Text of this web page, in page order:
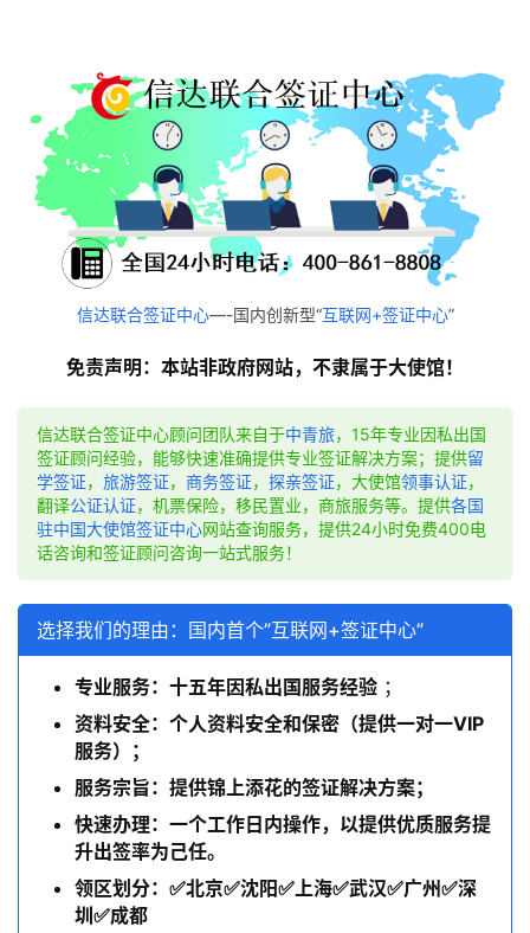
信达联合签证中心—-国内创新型“互联网+签证中心”
免责声明：本站非政府网站，不隶属于大使馆！
信达联合签证中心顾问团队来自于中青旅，15年专业因私出国
签证顾问经验，能够快速准确提供专业签证解决方案；提供留
学签证， 旅游签证， 商务签证， 探亲签证，大使馆领事认证，
翻译公证认证，机票保险，移民置业，商旅服务等。提供各国
驻中国大使馆签证中心网站查询服务，提供24小时免费400电
话咨询和签证顾问咨询一站式服务！
选择我们的理由：国内首个”互联网+签证中心”
专业服务：十五年因私出国服务经验 ；
资料安全：个人资料安全和保密（提供一对一VIP
服务）；
服务宗旨：提供锦上添花的签证解决方案；
快速办理：一个工作日内操作，以提供优质服务提
升出签率为己任。
领区划分：✅北京✅沈阳✅上海✅武汉✅广州✅深
圳✅成都